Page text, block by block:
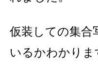
仮装しての集合
いるかわかりま